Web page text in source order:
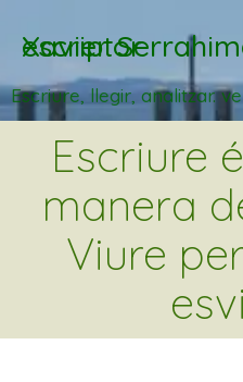
Xavier Serrahima: escriptor
Escriure, llegir, analitzar.
Escriure
manera
Viure